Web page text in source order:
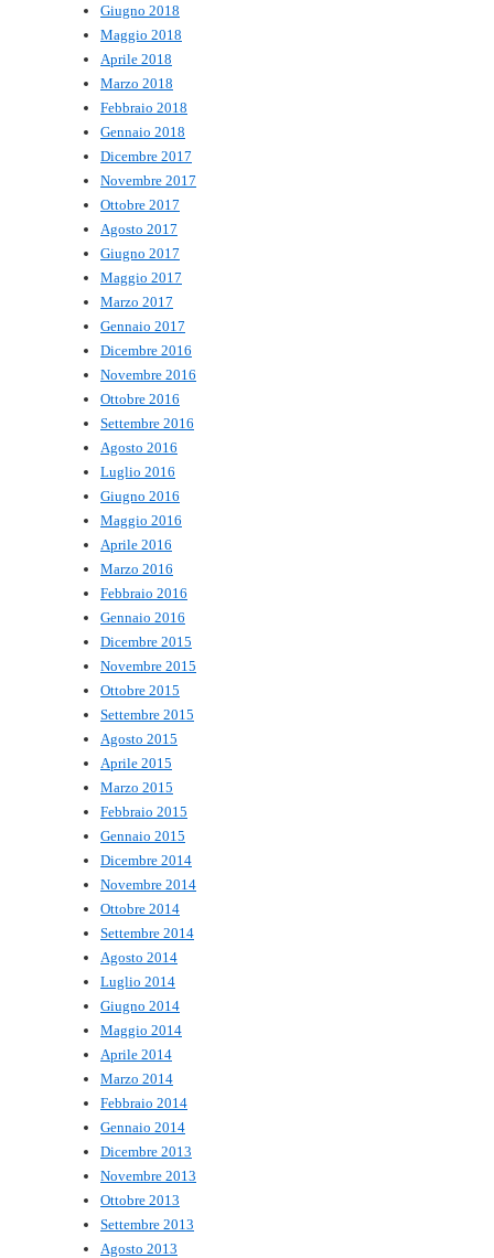
Giugno 2018
Maggio 2018
Aprile 2018
Marzo 2018
Febbraio 2018
Gennaio 2018
Dicembre 2017
Novembre 2017
Ottobre 2017
Agosto 2017
Giugno 2017
Maggio 2017
Marzo 2017
Gennaio 2017
Dicembre 2016
Novembre 2016
Ottobre 2016
Settembre 2016
Agosto 2016
Luglio 2016
Giugno 2016
Maggio 2016
Aprile 2016
Marzo 2016
Febbraio 2016
Gennaio 2016
Dicembre 2015
Novembre 2015
Ottobre 2015
Settembre 2015
Agosto 2015
Aprile 2015
Marzo 2015
Febbraio 2015
Gennaio 2015
Dicembre 2014
Novembre 2014
Ottobre 2014
Settembre 2014
Agosto 2014
Luglio 2014
Giugno 2014
Maggio 2014
Aprile 2014
Marzo 2014
Febbraio 2014
Gennaio 2014
Dicembre 2013
Novembre 2013
Ottobre 2013
Settembre 2013
Agosto 2013